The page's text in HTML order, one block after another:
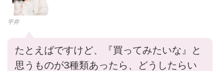
平井
たとえばですけど、『買ってみたいな』と
思うものが3種類あったら、どうしたらい